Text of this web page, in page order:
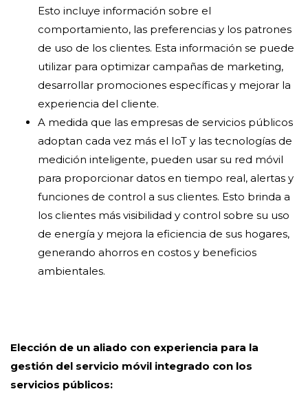
Esto incluye información sobre el
comportamiento, las preferencias y los patrones
de uso de los clientes. Esta información se puede
utilizar para optimizar campañas de marketing,
desarrollar promociones específicas y mejorar la
experiencia del cliente.
A medida que las empresas de servicios públicos
adoptan cada vez más el IoT y las tecnologías de
medición inteligente, pueden usar su red móvil
para proporcionar datos en tiempo real, alertas y
funciones de control a sus clientes. Esto brinda a
los clientes más visibilidad y control sobre su uso
de energía y mejora la eficiencia de sus hogares,
generando ahorros en costos y beneficios
ambientales.
Elección de un aliado con experiencia para la
gestión del servicio móvil integrado con los
servicios públicos: